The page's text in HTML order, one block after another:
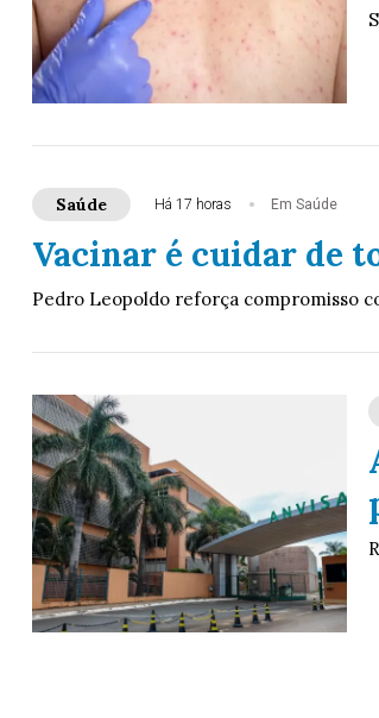
Saúde Há 17 horas Em Saúde
Vacinar é cuidar de
Pedro Leopoldo reforça compromisso